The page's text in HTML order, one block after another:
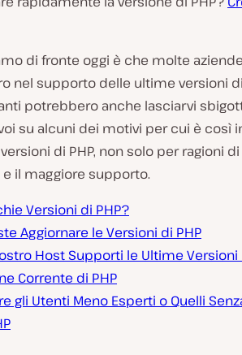
di fronte oggi è che molte
nel supporto delle ultime versioni di
potrebbero anche lasciarvi
su alcuni dei motivi per cui è così
di PHP, non solo per ragioni
il maggiore supporto.
Versioni di PHP?
Aggiornare le Versioni di PHP
Host Supporti le Ultime Versioni
Corrente di PHP
gli Utenti Meno Esperti o Quelli